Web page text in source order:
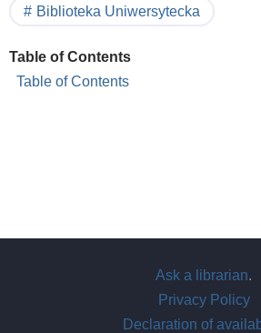
Biblioteka Uniwersytecka
Table of Contents
Table of Contents
Ask a librarian.
Privacy Policy
Declaration of